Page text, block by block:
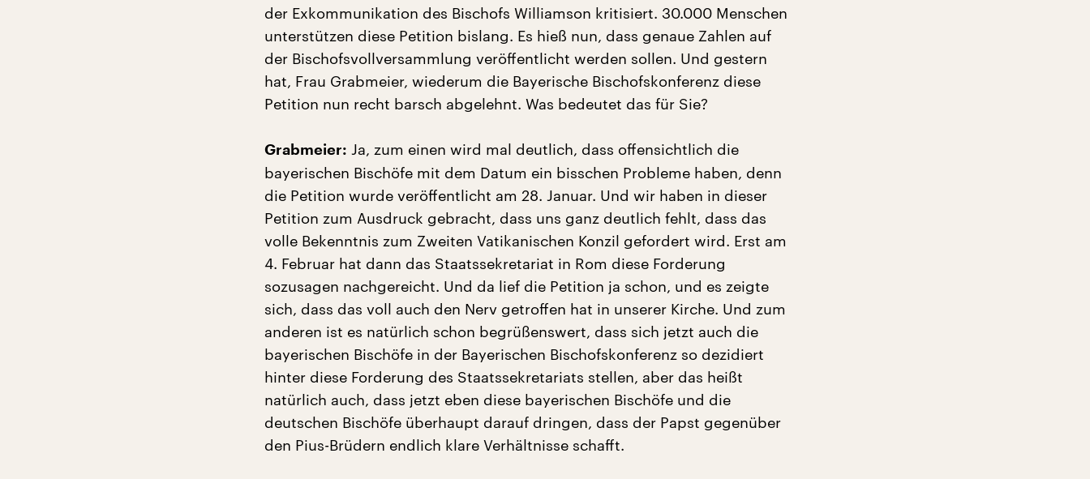
der Exkommunikation des Bischofs Williamson kritisiert. 30.000 Menschen
unterstützen diese Petition bislang. Es hieß nun, dass genaue Zahlen auf
der Bischofsvollversammlung veröffentlicht werden sollen. Und gestern
hat, Frau Grabmeier, wiederum die Bayerische Bischofskonferenz diese
Petition nun recht barsch abgelehnt. Was bedeutet das für Sie?
Grabmeier: Ja, zum einen wird mal deutlich, dass offensichtlich die
bayerischen Bischöfe mit dem Datum ein bisschen Probleme haben, denn
die Petition wurde veröffentlicht am 28. Januar. Und wir haben in dieser
Petition zum Ausdruck gebracht, dass uns ganz deutlich fehlt, dass das
volle Bekenntnis zum Zweiten Vatikanischen Konzil gefordert wird. Erst am
4. Februar hat dann das Staatssekretariat in Rom diese Forderung
sozusagen nachgereicht. Und da lief die Petition ja schon, und es zeigte
sich, dass das voll auch den Nerv getroffen hat in unserer Kirche. Und zum
anderen ist es natürlich schon begrüßenswert, dass sich jetzt auch die
bayerischen Bischöfe in der Bayerischen Bischofskonferenz so dezidiert
hinter diese Forderung des Staatssekretariats stellen, aber das heißt
natürlich auch, dass jetzt eben diese bayerischen Bischöfe und die
deutschen Bischöfe überhaupt darauf dringen, dass der Papst gegenüber
den Pius-Brüdern endlich klare Verhältnisse schafft.